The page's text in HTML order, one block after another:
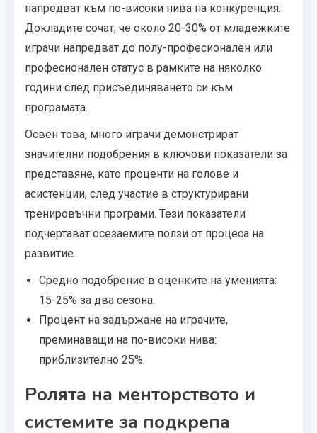
напредват към по-високи нива на конкуренция.
Докладите сочат, че около 20-30% от младежките
играчи напредват до полу-професионален или
професионален статус в рамките на няколко
години след присъединяването си към
програмата.
Освен това, много играчи демонстрират
значителни подобрения в ключови показатели за
представяне, като проценти на голове и
асистенции, след участие в структурирани
тренировъчни програми. Тези показатели
подчертават осезаемите ползи от процеса на
развитие.
Средно подобрение в оценките на уменията:
15-25% за два сезона.
Процент на задържане на играчите,
преминаващи на по-високи нива:
приблизително 25%.
Ролята на менторството и
системите за подкрепа